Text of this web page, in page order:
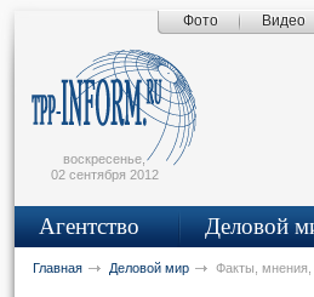
Фото Видео
воскресенье,
02 сентября 2012
Агентство Деловой
Главная Деловой мир Факты, мнения,